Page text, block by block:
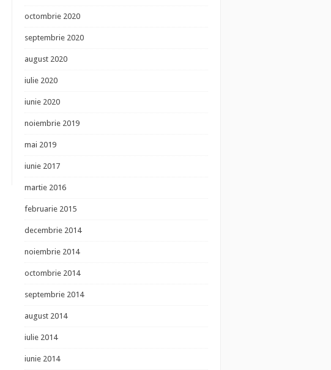
octombrie 2020
septembrie 2020
august 2020
iulie 2020
iunie 2020
noiembrie 2019
mai 2019
iunie 2017
martie 2016
februarie 2015
decembrie 2014
noiembrie 2014
octombrie 2014
septembrie 2014
august 2014
iulie 2014
iunie 2014